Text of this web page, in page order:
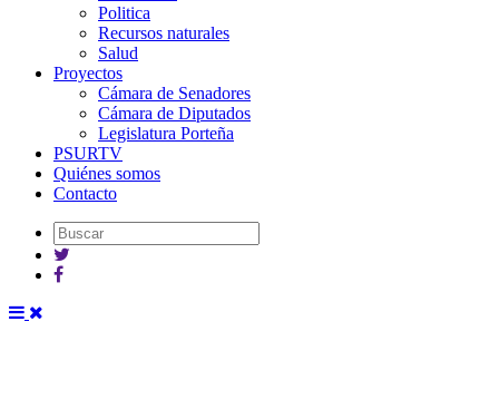
Politica
Recursos naturales
Salud
Proyectos
Cámara de Senadores
Cámara de Diputados
Legislatura Porteña
PSURTV
Quiénes somos
Contacto